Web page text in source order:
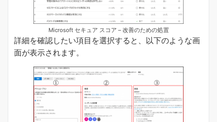
Microsoft セキュア スコア – 改善のための処置
詳細を確認したい項目を選択すると、以下のような画
面が表示されます。